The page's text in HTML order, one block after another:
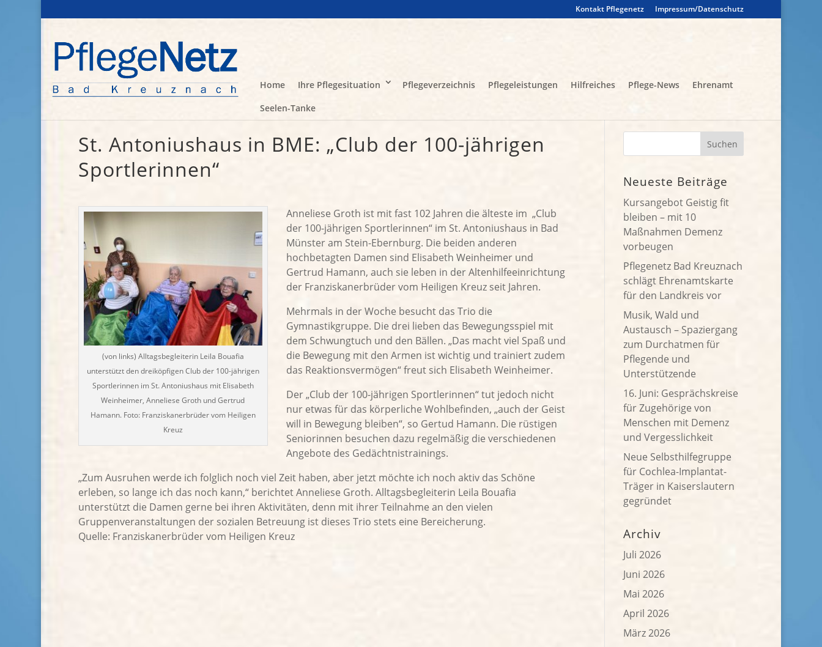
Kontakt Pflegenetz Impressum/Datenschutz
Home Ihre Pflegesituation Pflegeverzeichnis Pflegeleistungen Hilfreiches Pflege-News
Ehrenamt
Seelen-Tanke
St. Antoniushaus in BME: „Club der 100-jährigen
Sportlerinnen“
(von links) Alltagsbegleiterin Leila Bouafia
unterstützt den dreiköpfigen Club der 100-jährigen
Sportlerinnen im St. Antoniushaus mit Elisabeth
Weinheimer, Anneliese Groth und Gertrud
Hamann. Foto: Franziskanerbrüder vom Heiligen
Kreuz
Anneliese Groth ist mit fast 102 Jahren die älteste im „Club
der 100-jährigen Sportlerinnen“ im St. Antoniushaus in Bad
Münster am Stein-Ebernburg. Die beiden anderen
hochbetagten Damen sind Elisabeth Weinheimer und
Gertrud Hamann, auch sie leben in der Altenhilfeeinrichtung
der Franziskanerbrüder vom Heiligen Kreuz seit Jahren.
Mehrmals in der Woche besucht das Trio die
Gymnastikgruppe. Die drei lieben das Bewegungsspiel mit
dem Schwungtuch und den Bällen. „Das macht viel Spaß und
die Bewegung mit den Armen ist wichtig und trainiert zudem
das Reaktionsvermögen“ freut sich Elisabeth Weinheimer.
Der „Club der 100-jährigen Sportlerinnen“ tut jedoch nicht
nur etwas für das körperliche Wohlbefinden, „auch der Geist
will in Bewegung bleiben“, so Gertud Hamann. Die rüstigen
Seniorinnen besuchen dazu regelmäßig die verschiedenen
Angebote des Gedächtnistrainings.
„Zum Ausruhen werde ich folglich noch viel Zeit haben, aber jetzt möchte ich noch aktiv das Schöne
erleben, so lange ich das noch kann,“ berichtet Anneliese Groth. Alltagsbegleiterin Leila Bouafia
unterstützt die Damen gerne bei ihren Aktivitäten, denn mit ihrer Teilnahme an den vielen
Gruppenveranstaltungen der sozialen Betreuung ist dieses Trio stets eine Bereicherung.
Quelle: Franziskanerbrüder vom Heiligen Kreuz
Neueste Beiträge
Kursangebot Geistig fit
bleiben – mit 10
Maßnahmen Demenz
vorbeugen
Pflegenetz Bad Kreuznach
schlägt Ehrenamtskarte
für den Landkreis vor
Musik, Wald und
Austausch – Spaziergang
zum Durchatmen für
Pflegende und
Unterstützende
16. Juni: Gesprächskreise
für Zugehörige von
Menschen mit Demenz
und Vergesslichkeit
Neue Selbsthilfegruppe
für Cochlea-Implantat-
Träger in Kaiserslautern
gegründet
Archiv
Juli 2026
Juni 2026
Mai 2026
April 2026
März 2026